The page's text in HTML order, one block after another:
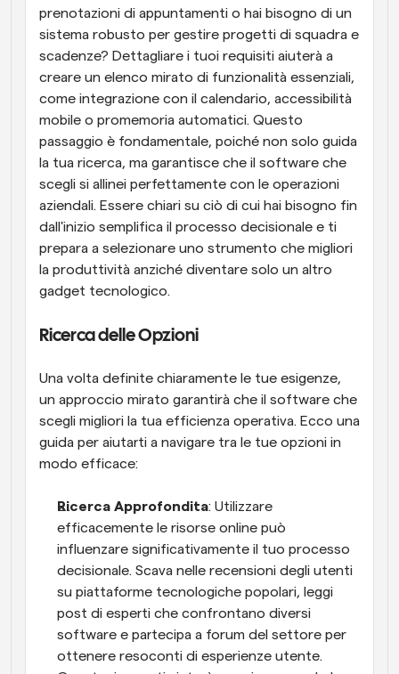
prenotazioni di appuntamenti o hai bisogno di un
sistema robusto per gestire progetti di squadra e
scadenze? Dettagliare i tuoi requisiti aiuterà a
creare un elenco mirato di funzionalità essenziali,
come integrazione con il calendario, accessibilità
mobile o promemoria automatici. Questo
passaggio è fondamentale, poiché non solo guida
la tua ricerca, ma garantisce che il software che
scegli si allinei perfettamente con le operazioni
aziendali. Essere chiari su ciò di cui hai bisogno fin
dall'inizio semplifica il processo decisionale e ti
prepara a selezionare uno strumento che migliori
la produttività anziché diventare solo un altro
gadget tecnologico.
Ricerca delle Opzioni
Una volta definite chiaramente le tue esigenze,
un approccio mirato garantirà che il software che
scegli migliori la tua efficienza operativa. Ecco una
guida per aiutarti a navigare tra le tue opzioni in
modo efficace:
Ricerca Approfondita: Utilizzare
efficacemente le risorse online può
influenzare significativamente il tuo processo
decisionale. Scava nelle recensioni degli utenti
su piattaforme tecnologiche popolari, leggi
post di esperti che confrontano diversi
software e partecipa a forum del settore per
ottenere resoconti di esperienze utente.